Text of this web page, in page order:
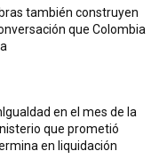
también construyen
que Colombia
en el mes de la
que prometió
en liquidación